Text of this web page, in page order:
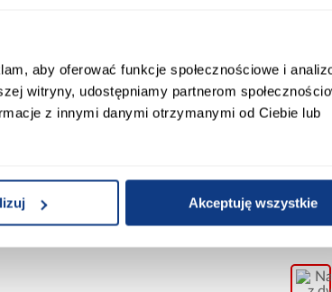
aby oferować funkcje społecznościowe i
witryny, udostępniamy partnerom
z innymi danymi otrzymanymi od Ciebie lub
Akceptuję wszystkie